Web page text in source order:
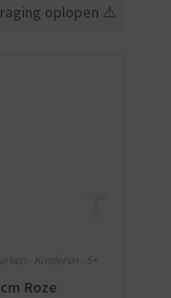
oplopen ⚠️
- Kinderen - 5+
Roze